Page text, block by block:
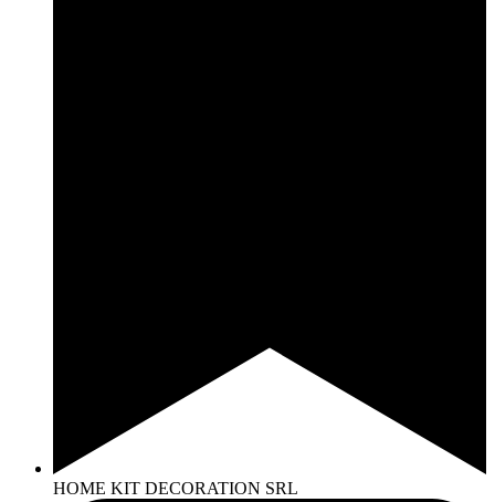
HOME KIT DECORATION SRL